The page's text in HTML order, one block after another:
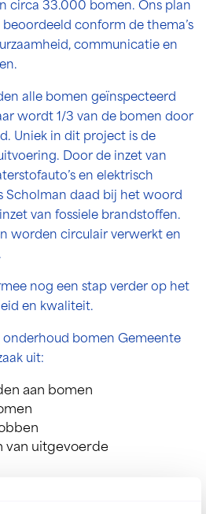
circa 33.000 bomen. Ons plan
beoordeeld conform de thema’s
communicatie en
alle bomen geïnspecteerd
wordt 1/3 van de bomen door
Uniek in dit project is de
Door de inzet van
en elektrisch
Scholman daad bij het woord
van fossiele brandstoffen.
worden circulair verwerkt en
nog een stap verder op het
en kwaliteit.
onderhoud bomen Gemeente
uit:
aan bomen
van uitgevoerde